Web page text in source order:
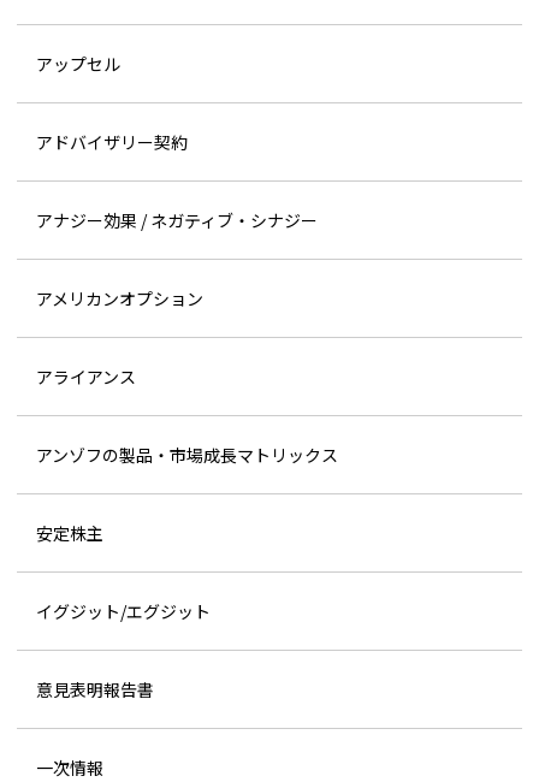
アップセル
アドバイザリー契約
アナジー効果 / ネガティブ・シナジー
アメリカンオプション
アライアンス
アンゾフの製品・市場成長マトリックス
安定株主
イグジット/エグジット
意見表明報告書
一次情報